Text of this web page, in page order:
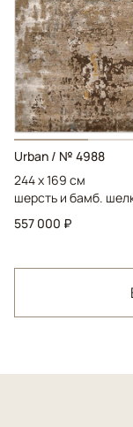
Urban / № 4988
244 x 169 см
шерсть и бамб.
557 000 ₽